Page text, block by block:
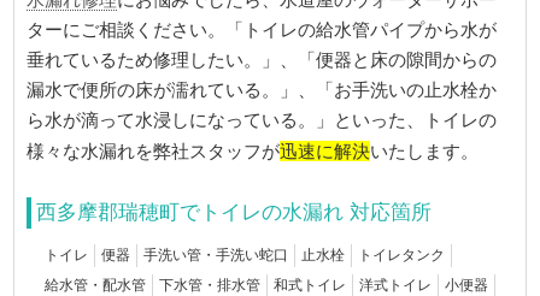
ターにご相談ください。「トイレの給水管パイプから水が
垂れているため修理したい。」、「便器と床の隙間からの
漏水で便所の床が濡れている。」、「お手洗いの止水栓か
ら水が滴って水浸しになっている。」といった、トイレの
様々な水漏れを弊社スタッフが迅速に解決いたします。
西多摩郡瑞穂町でトイレの水漏れ 対応箇所
トイレ 便器 手洗い管・手洗い蛇口 止水栓
トイレタンク
給水管・配水管
下水管・排水管 和式トイレ 洋式トイレ
小便器